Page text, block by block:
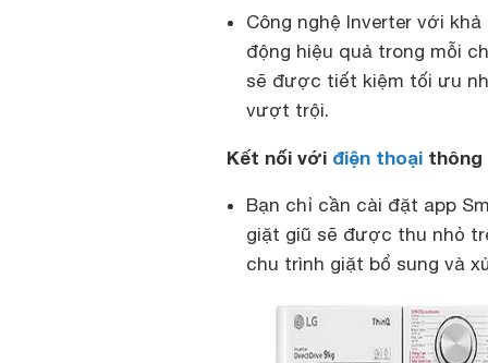
Công nghệ Inverter với
động hiệu quả trong mỗi
sẽ được tiết kiệm tối ưu
vượt trội.
Kết nối với điện thoại thông
Bạn chỉ cần cài đặt app
giặt giũ sẽ được thu nhỏ
chu trình giặt bổ sung và